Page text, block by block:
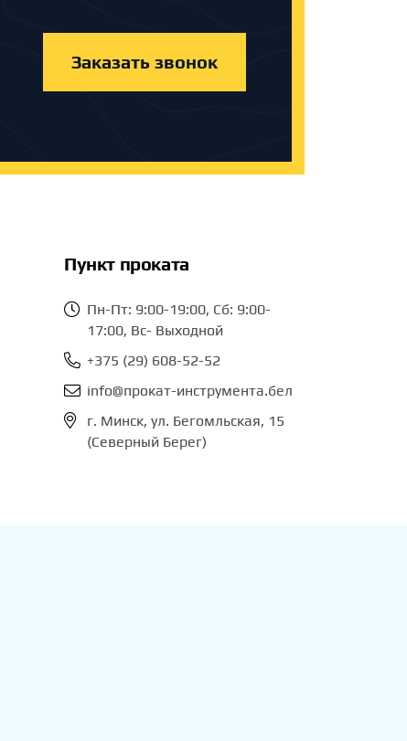
Заказать звонок
Пункт проката
Пн-Пт: 9:00-19:00, Сб: 9:00-
17:00, Вс- Выходной
+375 (29) 608-52-52
info@прокат-инструмента.бел
г. Минск, ул. Бегомльская, 15
(Северный Берег)